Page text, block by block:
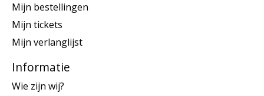
Mijn bestellingen
Mijn tickets
Mijn verlanglijst
Informatie
Wie zijn wij?